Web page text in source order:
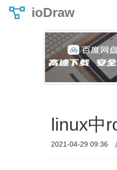
ioDraw
linux中
2021-04-29 09:36